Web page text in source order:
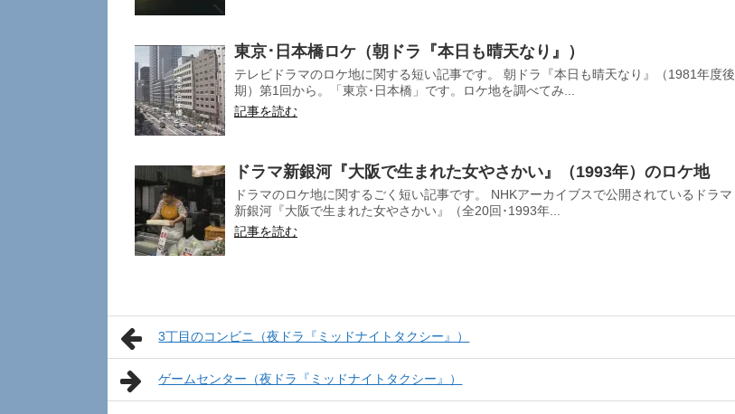
東京･日本橋ロケ（朝ドラ『本日も晴天なり』）
テレビドラマのロケ地に関する短い記事です。 朝ドラ『本日も晴天なり』（1981年度後
期）第1回から。「東京･日本橋」です。ロケ地を調べてみ...
記事を読む
ドラマ新銀河『大阪で生まれた女やさかい』（1993年）のロケ地
ドラマのロケ地に関するごく短い記事です。 NHKアーカイブスで公開されているドラマ
新銀河『大阪で生まれた女やさかい』（全20回･1993年...
記事を読む
3丁目のコンビニ（夜ドラ『ミッドナイトタクシー』）
ゲームセンター（夜ドラ『ミッドナイトタクシー』）